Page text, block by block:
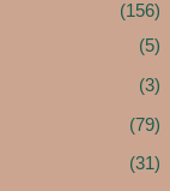
(156)
(5)
(3)
(79)
(31)